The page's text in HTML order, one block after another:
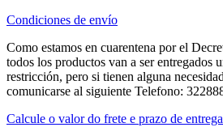
Condiciones de envío
Como estamos en cuarentena por el
todos los productos van a ser entregados
restricción, pero si tienen alguna
comunicarse al siguiente Telefono:
Calcule o valor do frete e prazo de